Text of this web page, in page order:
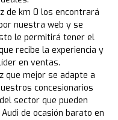
de km 0 los encontrará
nuestra web y se
le permitirá tener el
recibe la experiencia y
en ventas.
que mejor se adapte a
concesionarios
sector que pueden
de ocasión barato en